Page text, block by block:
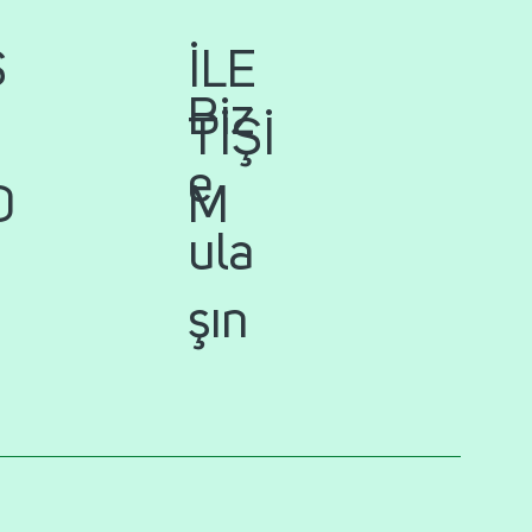
İLE
TİŞİ
M
Biz
e
ula
şın